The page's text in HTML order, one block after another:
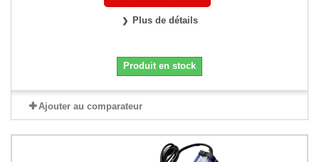
Plus de détails
Produit en stock
Ajouter au comparateur